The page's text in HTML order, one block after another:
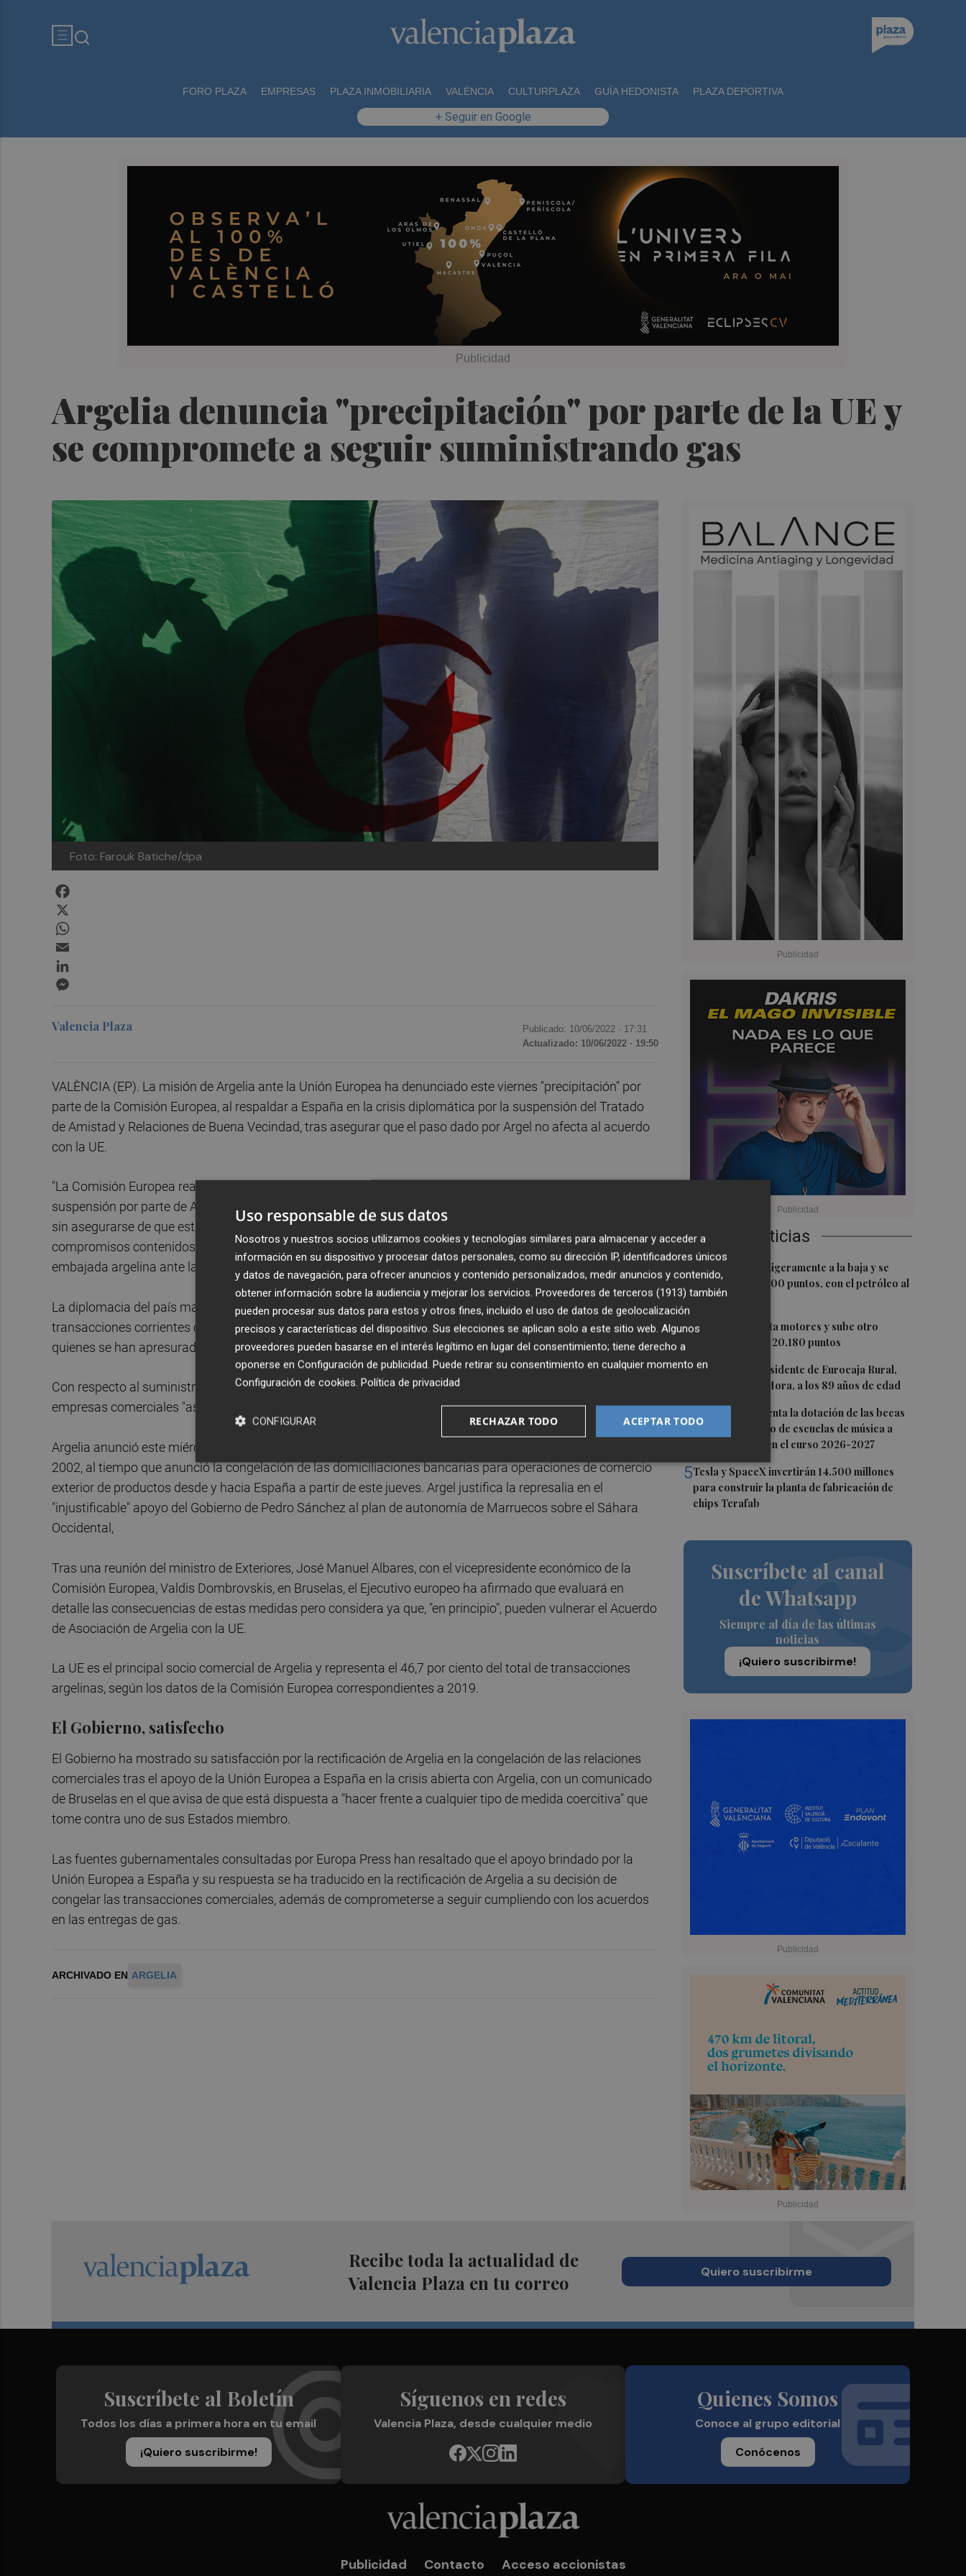
FORO PLAZA EMPRESAS PLAZA INMOBILIARIA VALÈNCIA CULTURPLAZA GUÍA HEDONISTA PLAZA DEPORTIVA
+ Seguir en Google
Argelia denuncia "precipitación" por parte de la UE y
se compromete a seguir suministrando gas
Foto: Farouk Batiche/dpa
Últimas Noticias
1El Ibex 35 abre ligeramente a la baja y se
aleja de los 20.200 puntos, con el petróleo al
alza
2El Ibex 35 aprieta motores y sube otro
0,62%, hasta los 20.180 puntos
3 Fallece el expresidente de Eurocaja Rural,
Andrés Gómez Mora, a los 89 años de edad
4 CaixaBank aumenta la dotación de las becas
para el alumnado de escuelas de música a
275.000 euros en el curso 2026-2027
5Tesla y SpaceX invertirán 14.500 millones
para construir la planta de fabricación de
chips Terafab
Suscríbete al canal
de Whatsapp
Siempre al día de las últimas
noticias
¡Quiero suscribirme!
Valencia Plaza Publicado: 10/06/2022 · 17:31
Actualizado: 10/06/2022 · 19:50
VALÈNCIA (EP). La misión de Argelia ante la Unión Europea ha denunciado este viernes "precipitación" por
parte de la Comisión Europea, al respaldar a España en la crisis diplomática por la suspensión del Tratado
de Amistad y Relaciones de Buena Vecindad, tras asegurar que el paso dado por Argel no afecta al acuerdo
con la UE.
"La Comisión Europea reaccionó sin consulta previa ni verificación alguna con el Gobierno argelino, a la
suspensión por parte de Argelia de un tratado político bilateral con un socio europeo, en este caso España,
sin asegurarse de que esta medida no afecta directamente a ninguno de los dos o indirectamente sus
compromisos contenidos en el Acuerdo de Asociación Argelia-UE", ha indicado en un comunicado la
embajada argelina ante las instituciones europeas.
La diplomacia del país magrebí ha negado que entre las decisiones adoptadas se encuentre frenar las
transacciones corrientes con España y añade que "solo existe en la mente de quienes la reclaman y de
quienes se han apresurado a estigmatizarla".
Con respecto al suministro de gas a España, la misión diplomática argelina insiste en que corresponde a las
empresas comerciales "asumir todos sus compromisos contractuales".
Argelia anunció este miércoles la suspensión del tratado de buena vecindad con España, vigente desde
2002, al tiempo que anunció la congelación de las domiciliaciones bancarias para operaciones de comercio
exterior de productos desde y hacia España a partir de este jueves. Argel justifica la represalia en el
"injustificable" apoyo del Gobierno de Pedro Sánchez al plan de autonomía de Marruecos sobre el Sáhara
Occidental,
Tras una reunión del ministro de Exteriores, José Manuel Albares, con el vicepresidente económico de la
Comisión Europea, Valdis Dombrovskis, en Bruselas, el Ejecutivo europeo ha afirmado que evaluará en
detalle las consecuencias de estas medidas pero considera ya que, "en principio", pueden vulnerar el Acuerdo
de Asociación de Argelia con la UE.
La UE es el principal socio comercial de Argelia y representa el 46,7 por ciento del total de transacciones
argelinas, según los datos de la Comisión Europea correspondientes a 2019.
El Gobierno, satisfecho
El Gobierno ha mostrado su satisfacción por la rectificación de Argelia en la congelación de las relaciones
comerciales tras el apoyo de la Unión Europea a España en la crisis abierta con Argelia, con un comunicado
de Bruselas en el que avisa de que está dispuesta a "hacer frente a cualquier tipo de medida coercitiva" que
tome contra uno de sus Estados miembro.
Las fuentes gubernamentales consultadas por Europa Press han resaltado que el apoyo brindado por la
Unión Europea a España y su respuesta se ha traducido en la rectificación de Argelia a su decisión de
congelar las transacciones comerciales, además de comprometerse a seguir cumpliendo con los acuerdos
en las entregas de gas.
ARCHIVADO EN ARGELIA
Recibe toda la actualidad de
Valencia Plaza en tu correo
Quiero suscribirme
Suscríbete al Boletín
Todos los días a primera hora en tu email
¡Quiero suscribirme!
Síguenos en redes
Valencia Plaza, desde cualquier medio
Quienes Somos
Conoce al grupo editorial
Conócenos
Publicidad Contacto Acceso accionistas
Uso responsable de sus datos
Nosotros y nuestros socios utilizamos cookies y tecnologías similares para almacenar y acceder a
información en su dispositivo y procesar datos personales, como su dirección IP, identificadores únicos
y datos de navegación, para ofrecer anuncios y contenido personalizados, medir anuncios y contenido,
obtener información sobre la audiencia y mejorar los servicios. Proveedores de terceros (1913) también
pueden procesar sus datos para estos y otros fines, incluido el uso de datos de geolocalización
precisos y características del dispositivo. Sus elecciones se aplican solo a este sitio web. Algunos
proveedores pueden basarse en el interés legítimo en lugar del consentimiento; tiene derecho a
oponerse en Configuración de publicidad. Puede retirar su consentimiento en cualquier momento en
Configuración de cookies. Política de privacidad
ACEPTAR TODO
RECHAZAR TODO
CONFIGURAR